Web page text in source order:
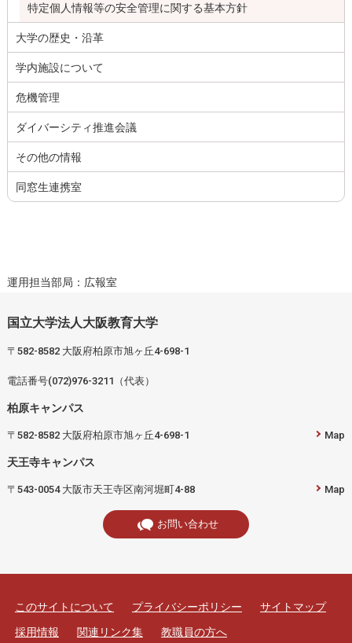
特定個人情報等の安全管理に関する基本方針
大学の歴史・沿革
学内施設について
危機管理
ダイバーシティ推進会議
その他の情報
同窓生連携室
運用担当部局：広報室
国立大学法人大阪教育大学
〒582-8582 大阪府柏原市旭ヶ丘4-698-1
電話番号(072)976-3211（代表）
柏原キャンパス
〒582-8582 大阪府柏原市旭ヶ丘4-698-1 Map
天王寺キャンパス
〒543-0054 大阪市天王寺区南河堀町4-88 Map
お問い合わせ
このサイトについて プライバシーポリシー
サイトマップ
採用情報
関連リンク集 教職員の方へ